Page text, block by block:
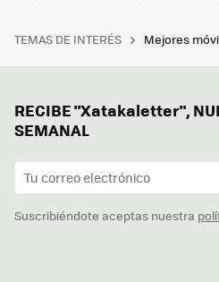
TEMAS DE INTERÉS Mejores
RECIBE "Xatakaletter",
SEMANAL
Suscribiéndote aceptas nuestra